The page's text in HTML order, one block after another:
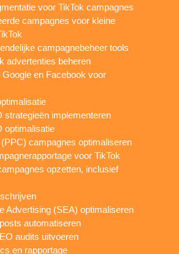
voor TikTok campagnes
campagnes voor kleine
campagnebeheer tools
advertenties beheren
Google en Facebook voor
strategieën implementeren
optimalisatie
campagnes optimaliseren
voor TikTok
opzetten, inclusief
Advertising (SEA) optimaliseren
automatiseren
audits uitvoeren
en rapportage